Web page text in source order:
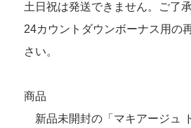
土日祝は発送できません。ご了
24カウントダウンボーナス用の
さい。
商品
新品未開封の「マキアージュ